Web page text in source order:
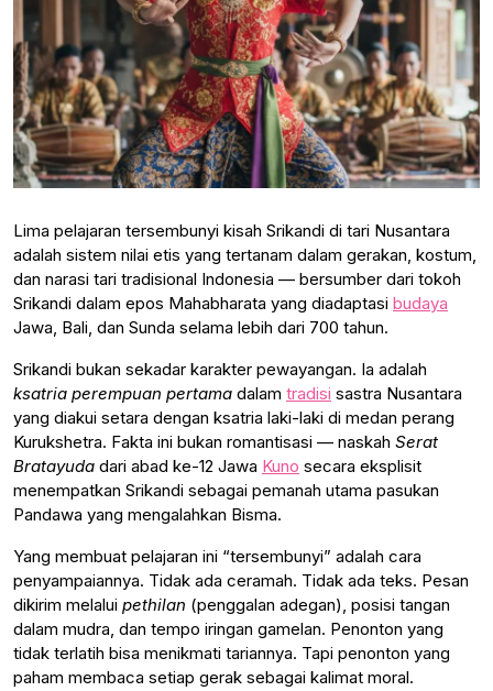
Lima pelajaran tersembunyi kisah Srikandi di tari Nusantara
adalah sistem nilai etis yang tertanam dalam gerakan, kostum,
dan narasi tari tradisional Indonesia — bersumber dari tokoh
Srikandi dalam epos Mahabharata yang diadaptasi budaya
Jawa, Bali, dan Sunda selama lebih dari 700 tahun.
Srikandi bukan sekadar karakter pewayangan. Ia adalah
ksatria perempuan pertama dalam tradisi sastra Nusantara
yang diakui setara dengan ksatria laki-laki di medan perang
Kurukshetra. Fakta ini bukan romantisasi — naskah Serat
Bratayuda dari abad ke-12 Jawa Kuno secara eksplisit
menempatkan Srikandi sebagai pemanah utama pasukan
Pandawa yang mengalahkan Bisma.
Yang membuat pelajaran ini “tersembunyi” adalah cara
penyampaiannya. Tidak ada ceramah. Tidak ada teks. Pesan
dikirim melalui pethilan (penggalan adegan), posisi tangan
dalam mudra, dan tempo iringan gamelan. Penonton yang
tidak terlatih bisa menikmati tariannya. Tapi penonton yang
paham membaca setiap gerak sebagai kalimat moral.